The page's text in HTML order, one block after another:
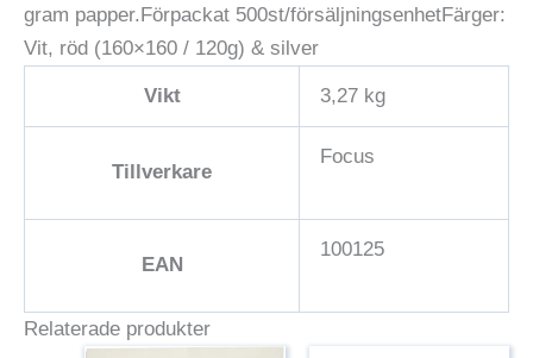
gram papper.Förpackat 500st/försäljningsenhetFärger:
Vit, röd (160×160 / 120g) & silver
Vikt 3,27 kg
Tillverkare
Focus
EAN
100125
Relaterade produkter